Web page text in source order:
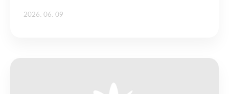
2026. 06. 09